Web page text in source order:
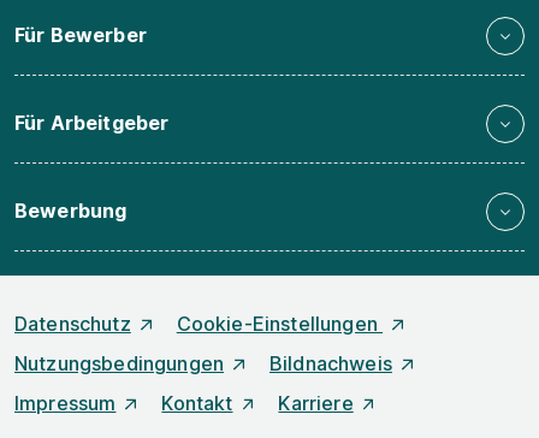
Für Bewerber
Für Arbeitgeber
Bewerbung
Datenschutz
Cookie-Einstellungen
Nutzungsbedingungen
Bildnachweis
Impressum
Kontakt Karriere